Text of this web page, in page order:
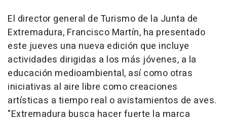
El director general de Turismo de la Junta de
Extremadura, Francisco Martín, ha presentado
este jueves una nueva edición que incluye
actividades dirigidas a los más jóvenes, a la
educación medioambiental, así como otras
iniciativas al aire libre como creaciones
artísticas a tiempo real o avistamientos de aves.
"Extremadura busca hacer fuerte la marca